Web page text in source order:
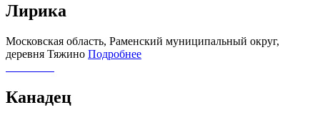
Лирика
Московская область, Раменский муниципальный округ,
деревня Тяжино Подробнее
Канадец